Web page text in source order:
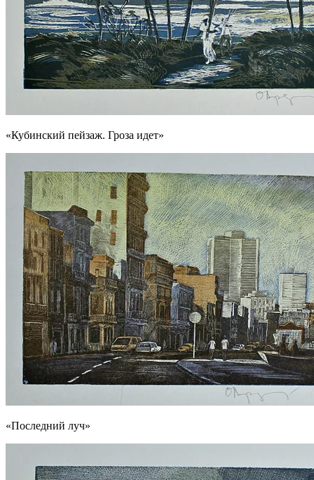
«Кубинский пейзаж. Гроза идет»
«Последний луч»